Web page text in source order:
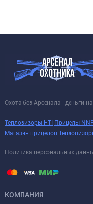
Охота без Арсенала - деньги
Тепловизоры HTI Прицелы
Магазин прицелов
Политика персональных
КОМПАНИЯ